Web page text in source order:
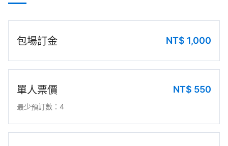
包場訂金 NT$ 1,000
單人票價 NT$ 550
最少預訂數：4